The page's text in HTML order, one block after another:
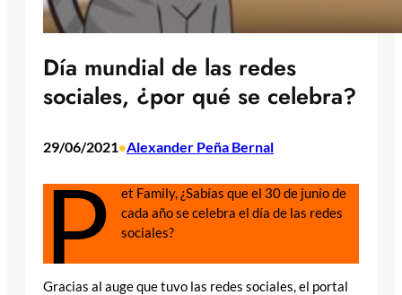
Día mundial de las redes
sociales, ¿por qué se celebra?
29/06/2021•Alexander Peña Bernal
P
et Family, ¿Sabías que el 30 de junio de
cada año se celebra el día de las redes
sociales?
Gracias al auge que tuvo las redes sociales, el portal